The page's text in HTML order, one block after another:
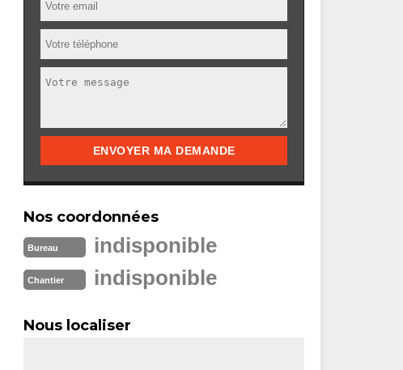
Nos coordonnées
Bureau indisponible
Chantier indisponible
Nous localiser